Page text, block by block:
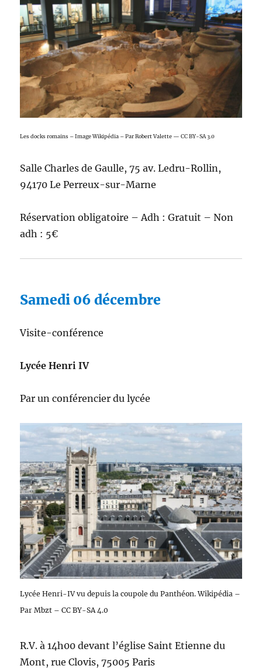
Les docks romains – Image Wikipédia – Par Robert Valette — CC BY-SA 3.0
Salle Charles de Gaulle, 75 av. Ledru-Rollin,
94170 Le Perreux-sur-Marne
Réservation obligatoire – Adh : Gratuit – Non
adh : 5€
Samedi 06 décembre
Visite-conférence
Lycée Henri IV
Par un conférencier du lycée
Lycée Henri-IV vu depuis la coupole du Panthéon. Wikipédia –
Par Mbzt – CC BY-SA 4.0
R.V. à 14h00 devant l’église Saint Etienne du
Mont, rue Clovis, 75005 Paris